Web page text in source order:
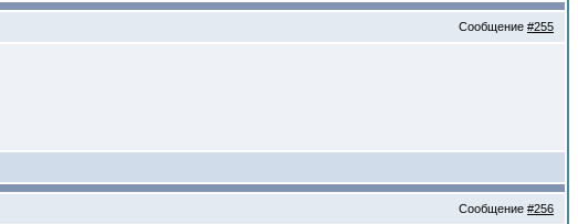
Сообщение #255
Сообщение #256